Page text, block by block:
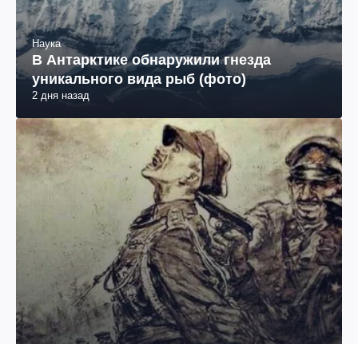
Наука
В Антарктике обнаружили гнезда
уникального вида рыб (фото)
2 дня назад